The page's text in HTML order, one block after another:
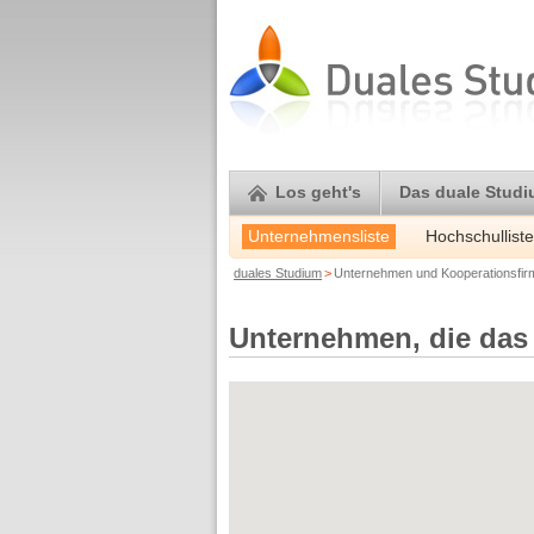
Los geht's Das duale
Unternehmensliste Hochschulliste
duales Studium> Unternehmen und
Unternehmen, die